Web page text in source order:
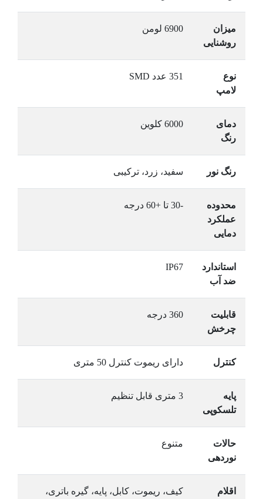
میزان
روشنایی
6900 لومن
نوع
لامپ
351 عدد SMD
دمای
رنگ
6000 کلوین
رنگ نور سفید، زرد، ترکیبی
محدوده
عملکرد
دمایی
-30 تا +60 درجه
استاندارد
ضد آب
IP67
قابلیت
چرخش
360 درجه
کنترل دارای ریموت کنترل 50 متری
پایه
تلسکوپی
3 متری قابل تنظیم
حالات
نوردهی
متنوع
اقلام
کیف، ریموت، کابل، پایه، گیره باتری،